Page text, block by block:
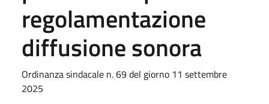
regolamentazione
diffusione sonora
Ordinanza sindacale n. 69 del giorno 11 settembre
2025